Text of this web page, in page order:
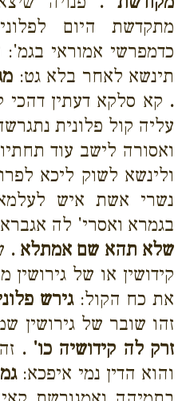
מתקדשת היום
כדמפרשי אמוראי בגמ':
תינשא לאחר בלא גט:
. קא סלקא דעתין
עליה קול פלונית
ואסורה לישב עוד
ולינשא לשוק ליכא
נשרי אשת איש לעלמא
בגמרא ואסרי' לה
שלא תהא שם אמתלא .
קידושין או של
את כח הקול:גירש
זהו שובר של גירושין
זרק לה קידושיה כו' .
והוא הדין נמי איפכא: